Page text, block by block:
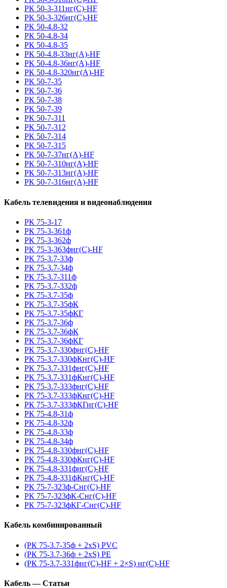
РК 50-3-311нг(С)-HF
РК 50-3-326нг(С)-HF
РК 50-4.8-32
РК 50-4.8-34
РК 50-4.8-35
РК 50-4.8-33нг(A)-HF
РК 50-4.8-36нг(A)-HF
РК 50-4.8-320нг(A)-HF
РК 50-7-35
РК 50-7-36
РК 50-7-38
РК 50-7-39
РК 50-7-311
РК 50-7-312
РК 50-7-314
РК 50-7-315
РК 50-7-37нг(A)-HF
РК 50-7-310нг(A)-HF
РК 50-7-313нг(A)-HF
РК 50-7-316нг(A)-HF
Кабель телевидения и видеонаблюдения
РК 75-3-17
РК 75-3-361ф
РК 75-3-362ф
РК 75-3-363фнг(С)-HF
РК 75-3.7-33ф
РК 75-3.7-34ф
РК 75-3.7-311ф
РК 75-3.7-332ф
РК 75-3.7-35ф
РК 75-3.7-35фК
РК 75-3.7-35фКГ
РК 75-3.7-36ф
РК 75-3.7-36фК
РК 75-3.7-36фКГ
РК 75-3.7-330фнг(С)-HF
РК 75-3.7-330фКнг(С)-HF
РК 75-3.7-331фнг(С)-HF
РК 75-3.7-331фКнг(С)-HF
РК 75-3.7-333фнг(С)-HF
РК 75-3.7-333фКнг(С)-HF
РК 75-3.7-333фКГнг(С)-HF
РК 75-4.8-31ф
РК 75-4.8-32ф
РК 75-4.8-33ф
РК 75-4.8-34ф
РК 75-4.8-330фнг(С)-HF
РК 75-4.8-330фКнг(С)-HF
РК 75-4.8-331фнг(С)-HF
РК 75-4.8-331фКнг(С)-HF
РК 75-7-323ф-Снг(С)-HF
РК 75-7-323фК-Снг(С)-HF
РК 75-7-323фКГ-Снг(С)-HF
Кабель комбинированный
(РК 75-3.7-35ф + 2xS) PVC
(РК 75-3.7-36ф + 2xS) PE
(РК 75-3.7-331фнг(С)-HF + 2×S) нг(С)-HF
Кабель — Статьи